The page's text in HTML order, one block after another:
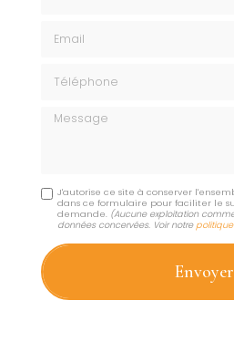
Message
J'autorise ce site à conserver
dans ce formulaire pour faciliter le
demande. (Aucune exploitation
données concervées. Voir notre